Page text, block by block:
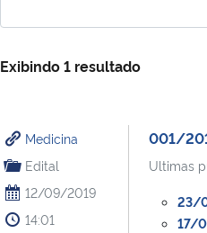
Exibindo 1 resultado
Medicina
Edital
12/09/2019
14:01
001/
Ultimas
23/
17/